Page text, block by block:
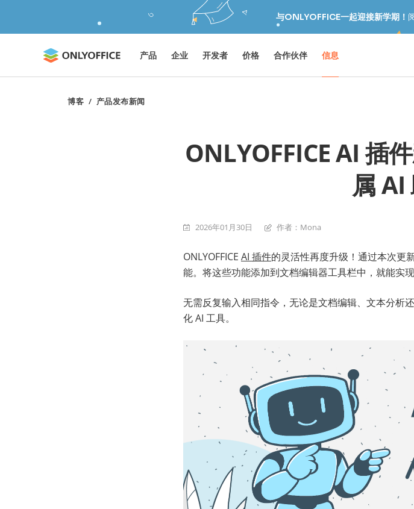
与ONLYOFFICE一起迎接新学期！
产品 企业 开发者 价格 合作伙伴 信息
博客 / 产品发布新闻
ONLYOFFICE AI 插
属 AI
2026年01月30日 作者：Mona
ONLYOFFICE AI 插件的灵活性再度升级！通过本次更
能。将这些功能添加到文档编辑器工具栏中，就能实现
无需反复输入相同指令，无论是文档编辑、文本分析
化 AI 工具。